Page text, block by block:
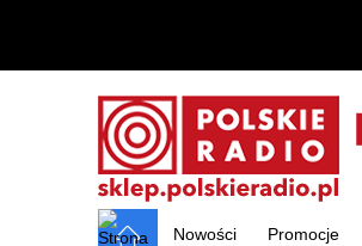
Nowości Promocje